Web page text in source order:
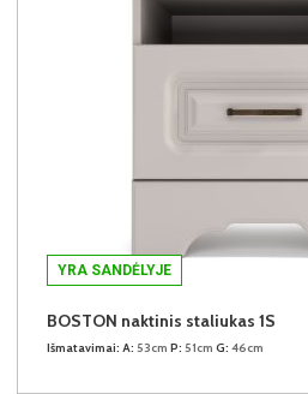
YRA SANDĖLYJE
BOSTON naktinis staliukas 1S
Išmatavimai: A: 53cm P: 51cm G: 46cm